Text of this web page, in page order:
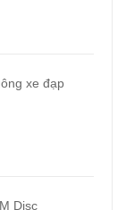
xe đạp
Disc